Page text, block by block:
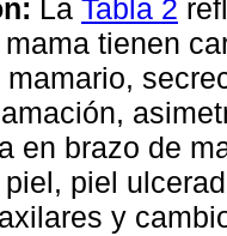
La Tabla 2
tienen
en brazo de
piel
y